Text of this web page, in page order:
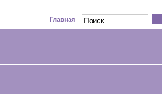
Главная Двуспальные